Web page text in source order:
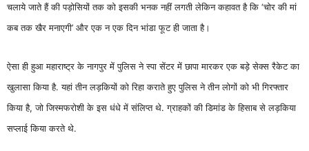
चलाये जाते हैं की पड़ोसियों तक को इसकी भनक नहीं लगती लेकिन कहावत है कि ‘चोर की मां
कब तक खैर मनाएगी’ और एक न एक दिन भांडा फूट ही जाता है।
ऐसा ही हुआ महाराष्ट्र के नागपुर में पुलिस ने स्पा सेंटर में छापा मारकर एक बड़े सेक्स रैकेट का
खुलासा किया है. यहां तीन लड़कियों को रिहा कराते हुए पुलिस ने तीन लोगों को भी गिरफ्तार
किया है, जो जिस्मफरोशी के इस धंधे में संलिप्त थे. ग्राहकों की डिमांड के हिसाब से लड़किया
सप्लाई किया करते थे.